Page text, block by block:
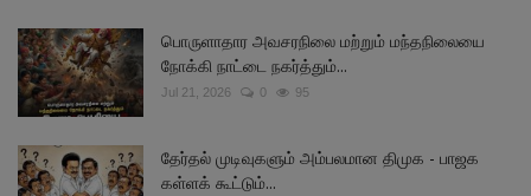
பொருளாதார அவசரநிலை மற்றும் மந்தநிலையை
நோக்கி நாட்டை நகர்த்தும்...
Jul 21, 2026 0 95
தேர்தல் முடிவுகளும் அம்பலமான திமுக - பாஜக
கள்ளக் கூட்டும்...